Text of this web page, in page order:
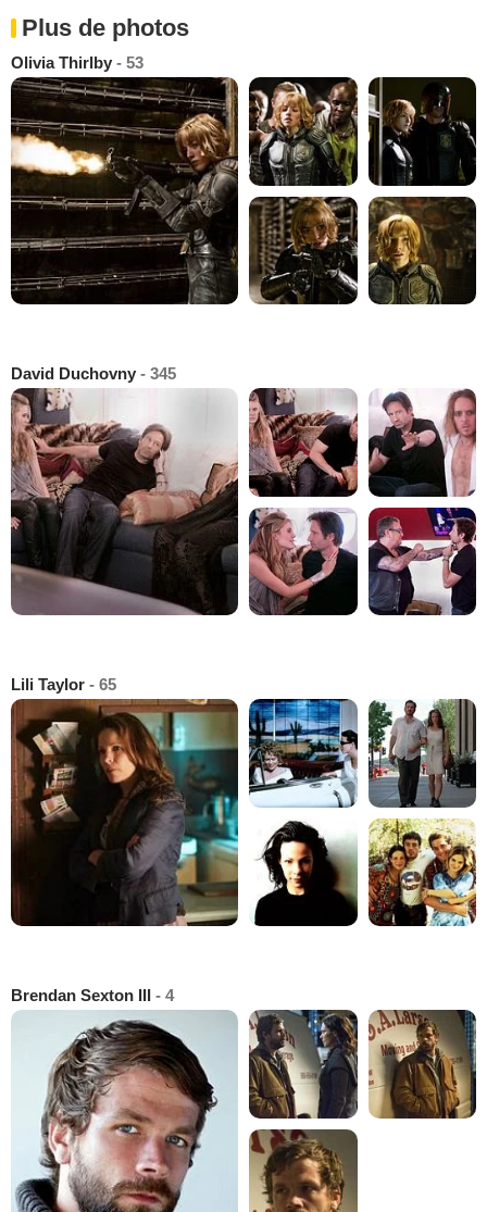
Plus de photos
Olivia Thirlby - 53
David Duchovny - 345
Lili Taylor - 65
Brendan Sexton III - 4